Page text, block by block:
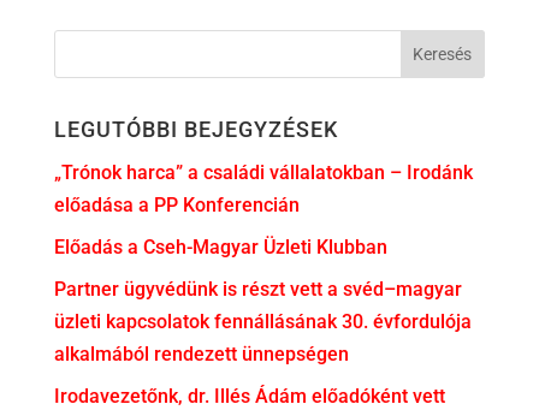
LEGUTÓBBI BEJEGYZÉSEK
„Trónok harca” a családi vállalatokban – Irodánk
előadása a PP Konferencián
Előadás a Cseh-Magyar Üzleti Klubban
Partner ügyvédünk is részt vett a svéd–magyar
üzleti kapcsolatok fennállásának 30. évfordulója
alkalmából rendezett ünnepségen
Irodavezetőnk, dr. Illés Ádám előadóként vett